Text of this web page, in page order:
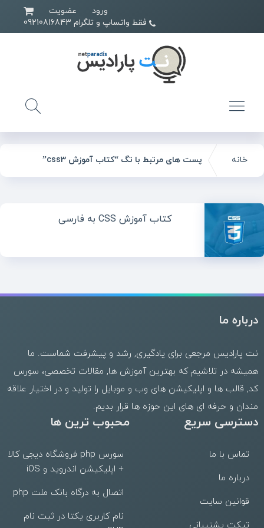
ورود
عضویت
خانه پست های مرتبط با تگ “کتاب آموزش css3”
کتاب آموزش CSS به فارسی
درباره ما
نت پارادیس مرجعی برای یادگیری, رشد و پیشرفت شماست. ما
همیشه در تلاشیم که بهترینآموزش ها, مقالات تخصصی، سورس
کد, قالب ها و اپلیکیشن های وب و موبایل را تولید و در اختیار علاقه
مندان و حرفه ای های این حوزه ها قرار بدیم.
دسترسی سریع
تماس با ما
درباره ما
قوانین سایت
تیکت پشتیبانی
محبوب ترین ها
سورس php فروشگاه دیجی کالا
+ اپلیکیشن اندروید و iOS
اتصال به درگاه بانک ملت php
نام کاربری یکتا در ثبت نام